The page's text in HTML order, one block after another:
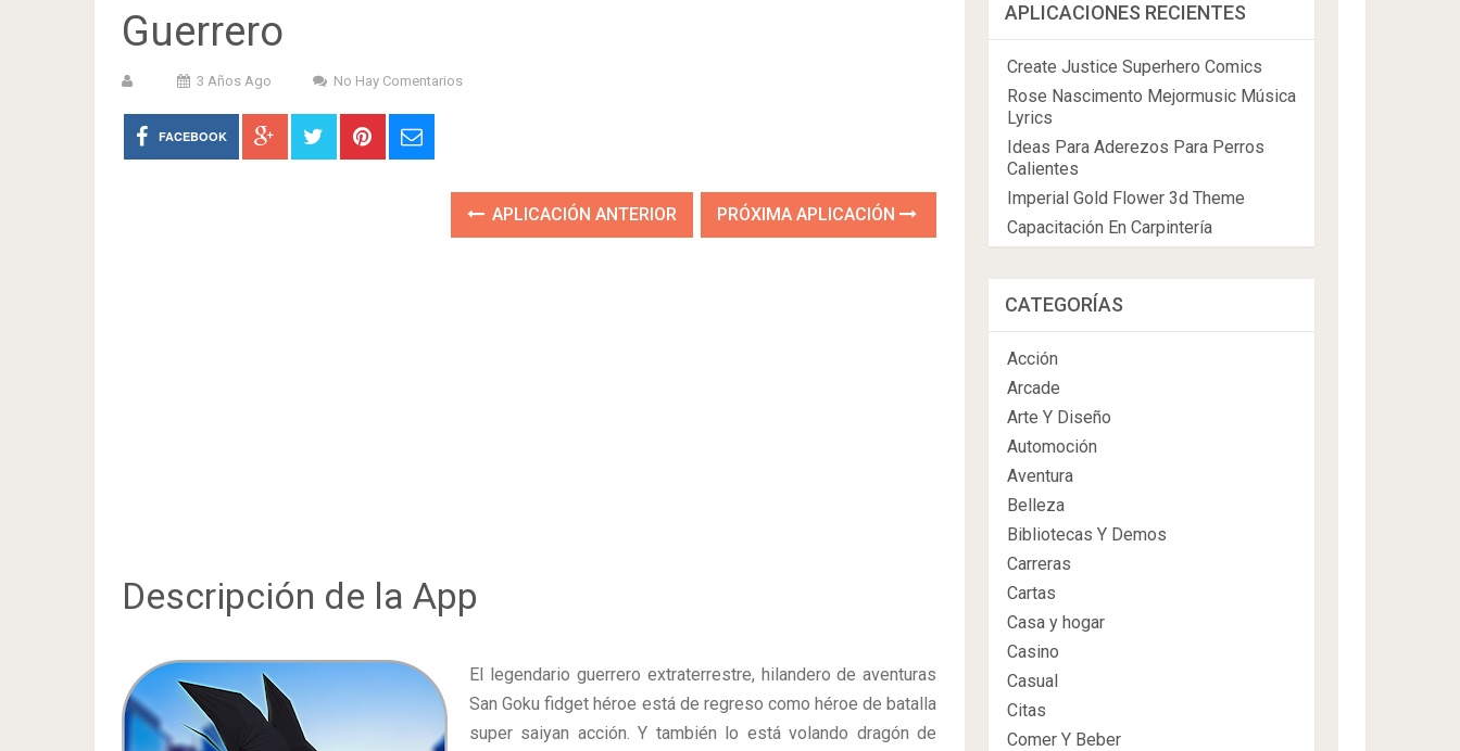
Guerrero
3 Años Ago No Hay Comentarios
FACEBOOK
APLICACIÓN ANTERIOR PRÓXIMA APLICACIÓN
Descripción de la App
El legendario guerrero extraterrestre, hilandero de aventuras
San Goku fidget héroe está de regreso como héroe de batalla
super saiyan acción. Y también lo está volando dragón de
APLICACIONES RECIENTES
Create Justice Superhero Comics
Rose Nascimento Mejormusic Música
Lyrics
Ideas Para Aderezos Para Perros
Calientes
Imperial Gold Flower 3d Theme
Capacitación En Carpintería
CATEGORÍAS
Acción
Arcade
Arte Y Diseño
Automoción
Aventura
Belleza
Bibliotecas Y Demos
Carreras
Cartas
Casa y hogar
Casino
Casual
Citas
Comer Y Beber